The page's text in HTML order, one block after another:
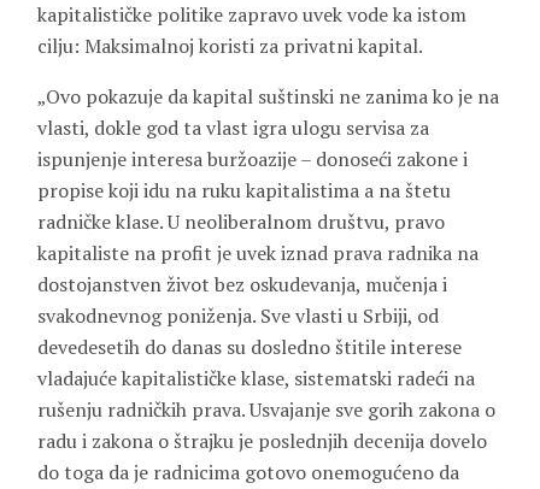
kapitalističke politike zapravo uvek vode ka istom
cilju: Maksimalnoj koristi za privatni kapital.
„Ovo pokazuje da kapital suštinski ne zanima ko je na
vlasti, dokle god ta vlast igra ulogu servisa za
ispunjenje interesa buržoazije – donoseći zakone i
propise koji idu na ruku kapitalistima a na štetu
radničke klase. U neoliberalnom društvu, pravo
kapitaliste na profit je uvek iznad prava radnika na
dostojanstven život bez oskudevanja, mučenja i
svakodnevnog poniženja. Sve vlasti u Srbiji, od
devedesetih do danas su dosledno štitile interese
vladajuće kapitalističke klase, sistematski radeći na
rušenju radničkih prava. Usvajanje sve gorih zakona o
radu i zakona o štrajku je poslednjih decenija dovelo
do toga da je radnicima gotovo onemogućeno da